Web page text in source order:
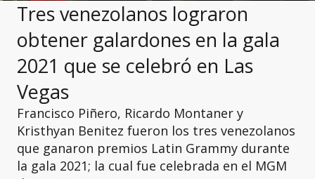
Tres venezolanos lograron
obtener galardones en la gala
2021 que se celebró en Las
Vegas
Francisco Piñero, Ricardo Montaner y
Kristhyan Benitez fueron los tres venezolanos
que ganaron premios Latin Grammy durante
la gala 2021; la cual fue celebrada en el MGM